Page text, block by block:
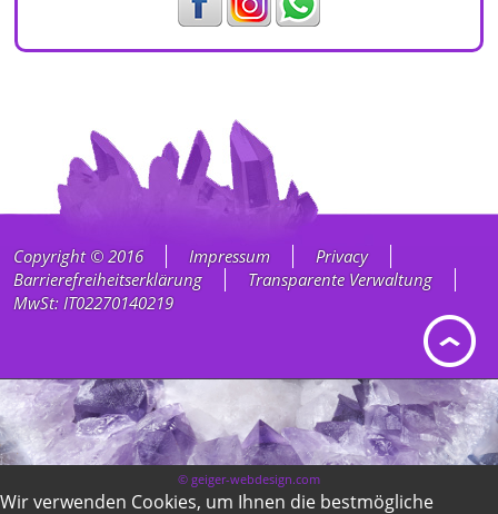
Copyright © 2016 Impressum
Privacy
Barrierefreiheitserklärung
Transparente Verwaltung
MwSt: IT02270140219
© geiger-webdesign.com
Wir verwenden Cookies, um Ihnen die bestmögliche